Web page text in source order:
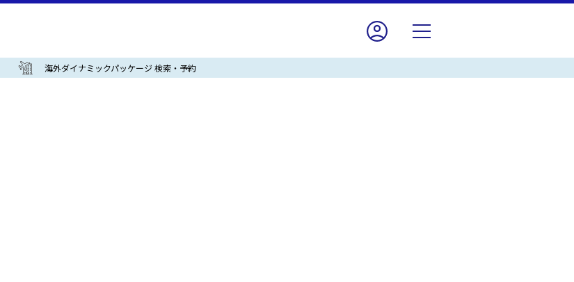
海外ダイナミックパッケージ 検索・予約